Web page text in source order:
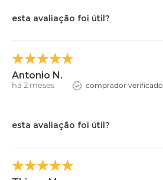
esta avaliação foi útil?
Antonio N.
há 2 meses comprador verificado
esta avaliação foi útil?